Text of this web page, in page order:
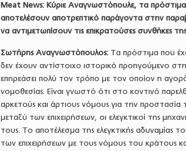
Meat News: Κύριε Αναγνωστόπουλε, τα πρόστιμα
αποτελέσουν αποτρεπτικό παράγοντα στην
να αντιμετωπίσουν τις επικρατούσες συνθήκες
Σωτήρης Αναγνωστόπουλος: Τα πρόστιμα που
δεν έχουν αντίστοιχο ιστορικό προηγούμενο
επηρεάσει πολύ τον τρόπο με τον οποίον η αγορά
νομοθεσίας. Είναι γνωστό ότι στο κοντινό
αρκετούς και άρτιους νόμους για την
μεταξύ των επιχειρήσεων, οι ελεγκτικοί της
τους. Το αποτέλεσμα της ελεγκτικής
των επιχειρήσεων με τους νόμους του κράτους